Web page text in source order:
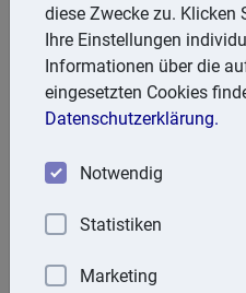
E-Mail:FGlanert@aol.com
Aktuell
04.06.2026
Gewerbesteuerliche
Hotelzimmermieten bei
Konferenzen, Events und
diese Zwecke zu. Klicken
Ihre Einstellungen
Informationen über die
eingesetzten Cookies
Datenschutzerklärung.
Notwendig
Statistiken
Marketing